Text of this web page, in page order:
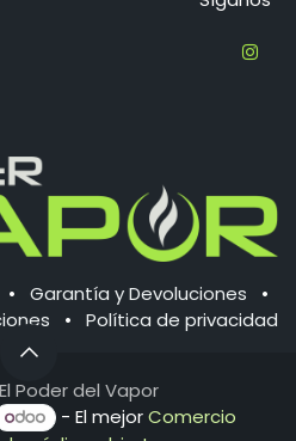
• Garantía y Devoluciones
•
• Política de ​privacidad
Poder del Vapor
- El mejorComercio